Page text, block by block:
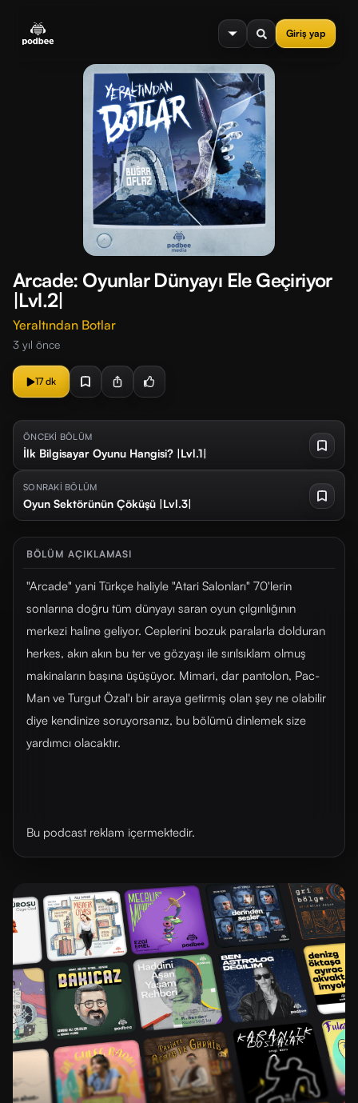
Giriş yap
menu
Arcade: Oyunlar Dünyayı Ele Geçiriyor
|Lvl.2|
Yeraltından Botlar
3 yıl önce
17 dk
ÖNCEKİ BÖLÜM
İlk Bilgisayar Oyunu Hangisi? |Lvl.1|
SONRAKİ BÖLÜM
Oyun Sektörünün Çöküşü |Lvl.3|
BÖLÜM AÇIKLAMASI
"Arcade" yani Türkçe haliyle "Atari Salonları" 70'lerin
sonlarına doğru tüm dünyayı saran oyun çılgınlığının
merkezi haline geliyor. Ceplerini bozuk paralarla dolduran
herkes, akın akın bu ter ve gözyaşı ile sırılsıklam olmuş
makinaların başına üşüşüyor. Mimari, dar pantolon, Pac-
Man ve Turgut Özal'ı bir araya getirmiş olan şey ne olabilir
diye kendinize soruyorsanız, bu bölümü dinlemek size
yardımcı olacaktır.
Bu podcast reklam içermektedir.